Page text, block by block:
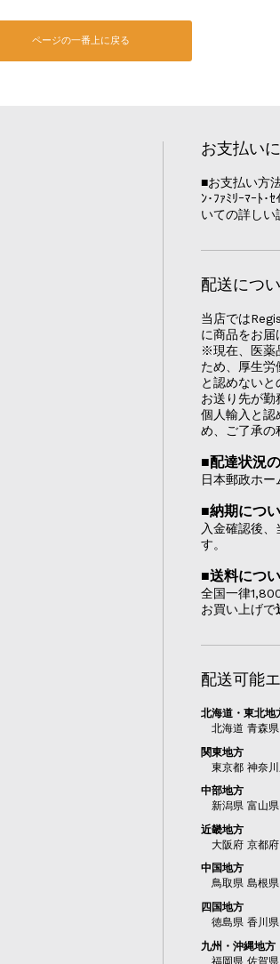
ページの一番上に戻る
お支払い
■お支払い方
ﾝ･ﾌｧﾐﾘｰﾏｰﾄ･
いての詳しい
配送につ
当店では
に商品をお届
※現在、医薬
ため、厚生
と認めない
お送り先が
個人輸入と認
め、ご了承の
■配達状況
日本郵政ホ
■納期につ
入金確認後
す。
■送料につ
全国一律
お買い上げで
配送可能
北海道・東北地
北海道 青森
関東地方
東京都 神奈
中部地方
新潟県 富山
近畿地方
大阪府 京都
中国地方
鳥取県 島根
四国地方
徳島県 香川
九州・沖縄地方
福岡県 佐賀